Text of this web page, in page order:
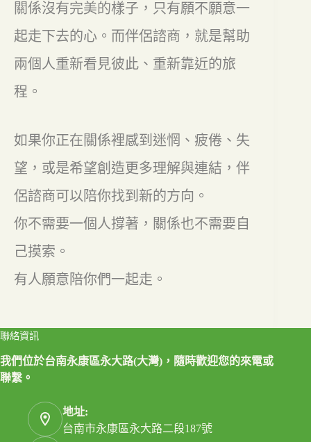
關係沒有完美的樣子，只有願不願意一
起走下去的心。而伴侶諮商，就是幫助
兩個人重新看見彼此、重新靠近的旅
程。
如果你正在關係裡感到迷惘、疲倦、失
望，或是希望創造更多理解與連結，伴
侶諮商可以陪你找到新的方向。
你不需要一個人撐著，關係也不需要自
己摸索。
有人願意陪你們一起走。
聯絡資訊
我們位於台南永康區永大路(大灣)，隨時歡迎您的來電或
聯繫。
地址:
台南市永康區永大路二段187號